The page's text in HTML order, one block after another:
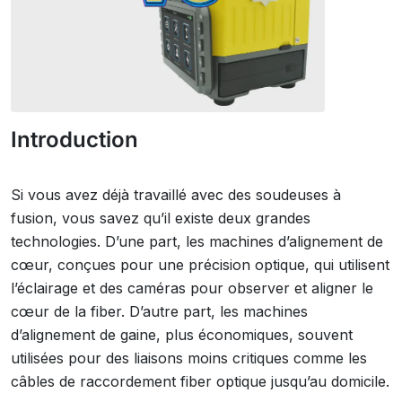
Introduction
Si vous avez déjà travaillé avec des soudeuses à
fusion, vous savez qu’il existe deux grandes
technologies. D’une part, les machines d’alignement de
cœur, conçues pour une précision optique, qui utilisent
l’éclairage et des caméras pour observer et aligner le
cœur de la fiber. D’autre part, les machines
d’alignement de gaine, plus économiques, souvent
utilisées pour des liaisons moins critiques comme les
câbles de raccordement fiber optique jusqu’au domicile.